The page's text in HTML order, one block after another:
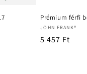
Prémium férfi
Forgalmazó:
JOHN FRANK®
Normál
5 457 Ft